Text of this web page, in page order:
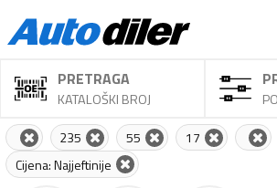
PRETRAGA
KATALOŠKI BROJ
235 55
17
Cijena: Najjeftinije